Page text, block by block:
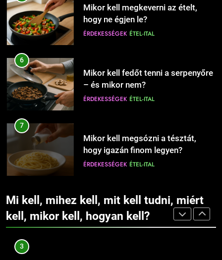
10
Hogyan válassz keresztnevet?
CSALÁD-GYEREK-KAPCSOLATOK
11
Hogyan védjük meg otthonunkat
az ágyi poloskáktól?
12
Hová illik húzni a karikagyűrűt:
jobb vagy bal kézre?
CSALÁD-GYEREK-KAPCSOLATOK
13
Fogszabályzó: mikor érdemes
elkezdeni a kezelést
Mikor kell megkeverni az ételt,
hogy ne égjen le?
ÉRDEKESSÉGEK ÉTEL-ITAL
6
Mikor kell fedőt tenni a serpenyőre
– és mikor nem?
ÉRDEKESSÉGEK ÉTEL-ITAL
7
Mikor kell megsózni a tésztát,
hogy igazán finom legyen?
ÉRDEKESSÉGEK ÉTEL-ITAL
Mikor kell a tésztát leszűrni, hogy
ne főjön túl?
ÉRDEKESSÉGEK ÉTEL-ITAL
9
Mi kell, mihez kell, mit kell tudni, miért
kell, mikor kell, hogyan kell?
fordulni?
EGÉSZSÉG ÉRDEKESSÉGEK
Mit jelent a magas vérnyomás?
EGÉSZSÉG ÉRDEKESSÉGEK
Mit jelent az alacsony vas?
EGÉSZSÉG ÉRDEKESSÉGEK
Miért fáj a váll?
EGÉSZSÉG ÉRDEKESSÉGEK
4